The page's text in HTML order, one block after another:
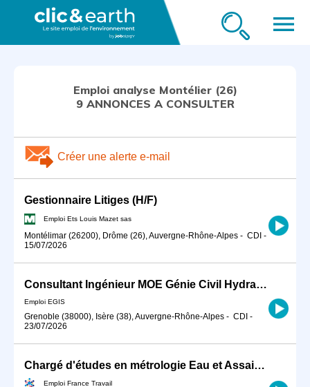
menu
Emploi analyse Montélier (26)
9 ANNONCES A CONSULTER
Créer une alerte e-mail
Gestionnaire Litiges (H/F)
Emploi Ets Louis Mazet sas
Montélimar (26200), Drôme (26), Auvergne-Rhône-Alpes - CDI -
15/07/2026
Consultant Ingénieur MOE Génie Civil Hydraulique H/F
Emploi EGIS
Grenoble (38000), Isère (38), Auvergne-Rhône-Alpes - CDI -
23/07/2026
Chargé d'études en métrologie Eau et Assainissement (H/F)
Emploi France Travail